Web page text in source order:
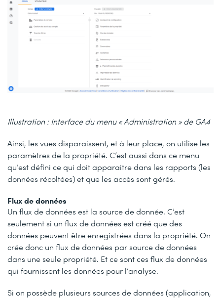
Illustration : Interface du menu « Administration » de GA4
Ainsi, les vues disparaissent, et à leur place, on utilise les
paramètres de la propriété. C’est aussi dans ce menu
qu’est défini ce qui doit apparaitre dans les rapports (les
données récoltées) et que les accès sont gérés.
Flux de données
Un flux de données est la source de donnée. C’est
seulement si un flux de données est créé que des
données peuvent être enregistrées dans la propriété. On
crée donc un flux de données par source de données
dans une seule propriété. Et ce sont ces flux de données
qui fournissent les données pour l’analyse.
Si on possède plusieurs sources de données (application,